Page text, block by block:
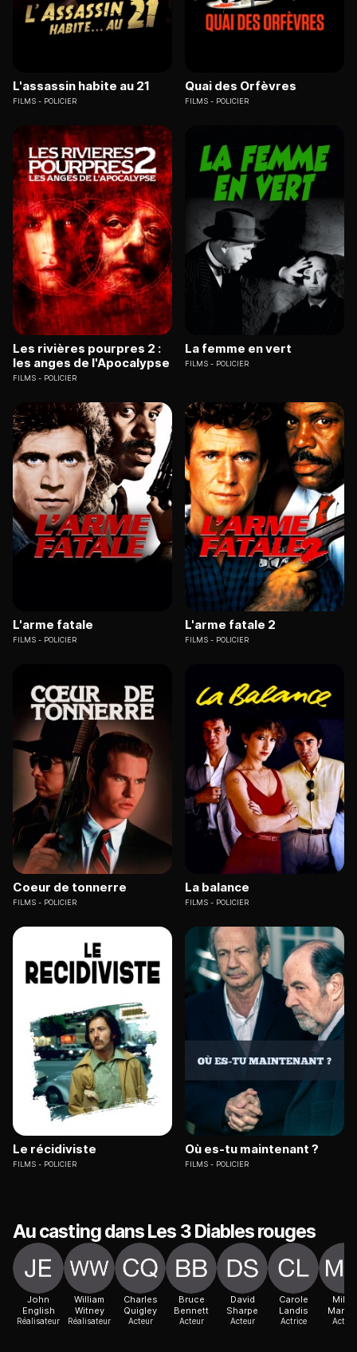
L'assassin habite au 21
FILMS POLICIER
Quai des Orfèvres
FILMS POLICIER
Les rivières pourpres 2 :
les anges de l'Apocalypse
FILMS POLICIER
La femme en vert
FILMS POLICIER
L'arme fatale
FILMS POLICIER
L'arme fatale 2
FILMS POLICIER
Coeur de tonnerre
FILMS POLICIER
La balance
FILMS POLICIER
Le récidiviste
FILMS POLICIER
Où es-tu maintenant ?
FILMS POLICIER
Au casting dans Les 3 Diables rouges
John
English
Réalisateur
William
Witney
Réalisateur
Charles
Quigley
Acteur
Bruce
Bennett
Acteur
David
Sharpe
Acteur
Carole
Landis
Actrice
Miles
Acteur